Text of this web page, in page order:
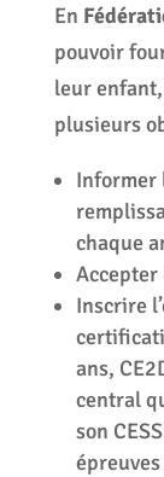
En
pouvoir
leur
plusieurs
Informer
chaque
Accepter
Inscrire
ans,
central
son